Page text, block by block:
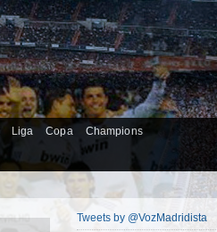
Liga Copa Champions
Tweets by @VozMadridista